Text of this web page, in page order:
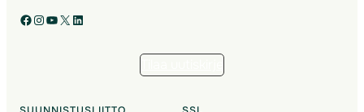
Facebook Instagram YouTube X LinkedIn